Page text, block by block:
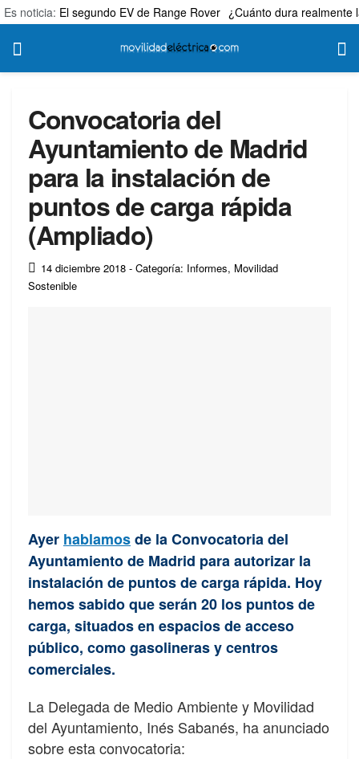
Es noticia: El segundo EV de Range Rover ¿Cuánto dura realmente
Convocatoria del
Ayuntamiento de Madrid
para la instalación de
puntos de carga rápida
(Ampliado)
14 diciembre 2018 - Categoría: Informes, Movilidad
Sostenible
Ayer hablamosde la Convocatoria del
Ayuntamiento de Madrid para autorizar la
instalación de puntos de carga rápida. Hoy
hemos sabido que serán 20 los puntos de
carga, situados en espacios de acceso
público, como gasolineras y centros
comerciales.
La Delegada de Medio Ambiente y Movilidad
del Ayuntamiento, Inés Sabanés, ha anunciado
sobre esta convocatoria: